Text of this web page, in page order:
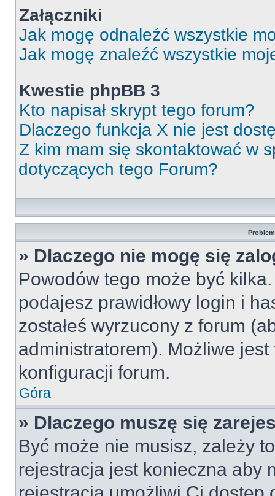
Załączniki
Jak mogę odnaleźć wszystkie
Jak mogę znaleźć wszystkie
Kwestie phpBB 3
Kto napisał skrypt tego forum?
Dlaczego funkcja X nie jest
Z kim mam się skontaktować w
dotyczących tego Forum?
» Dlaczego nie mogę się
Powodów tego może być
podajesz prawidłowy login i
zostałeś wyrzucony z forum
administratorem). Możliwe
konfiguracji forum.
Góra
» Dlaczego muszę się
Być może nie musisz, zależy
rejestracja jest konieczna aby